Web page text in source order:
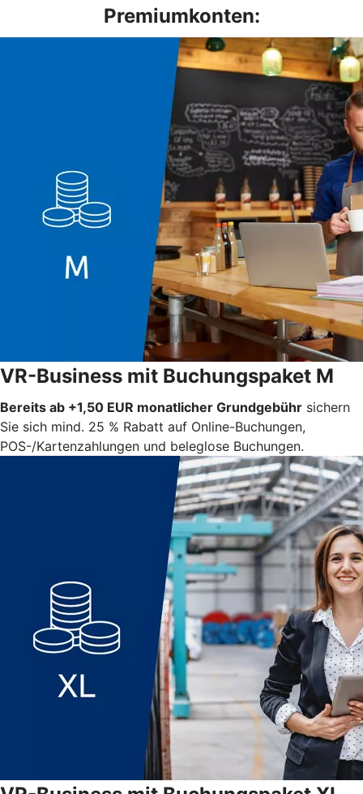
Premiumkonten:
VR-Business mit Buchungspaket M
Bereits ab +1,50 EUR monatlicher Grundgebühr sichern
Sie sich mind. 25 % Rabatt auf Online-Buchungen,
POS-/Kartenzahlungen und beleglose Buchungen.